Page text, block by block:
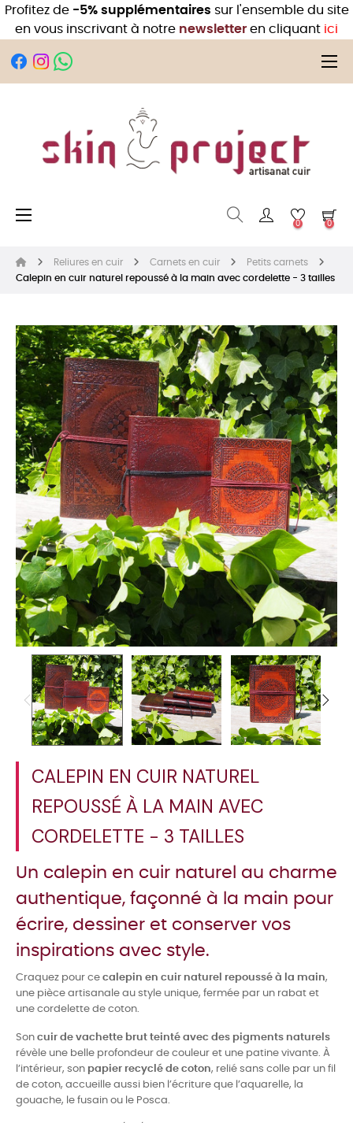
Profitez de-5% supplémentaires sur l'ensemble du site
en vous inscrivant à notre newsletter en cliquant ici
☰
Basculer la navigation
☰
0 0
Reliures en cuir Carnets en cuir
Petits carnets
Calepin en cuir naturel repoussé à la main avec cordelette - 3 tailles
CALEPIN EN CUIR NATUREL
REPOUSSÉ À LA MAIN AVEC
CORDELETTE - 3 TAILLES
Un calepin en cuir naturel au charme
authentique, façonné à la main pour
écrire, dessiner et conserver vos
inspirations avec style.
Craquez pour ce calepin en cuir naturel repoussé à la main,
une pièce artisanale au style unique, fermée par un rabat et
une cordelette de coton.
Son cuir de vachette brut teinté avec des pigments naturels
révèle une belle profondeur de couleur et une patine vivante. À
l’intérieur, son papier recyclé de coton, relié sans colle par un fil
de coton, accueille aussi bien l’écriture que l’aquarelle, la
gouache, le fusain ou le Posca.